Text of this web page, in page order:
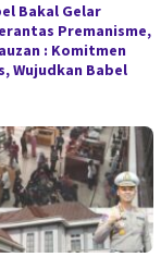
Bakal Gelar
Premanisme,
: Komitmen
Wujudkan Babel